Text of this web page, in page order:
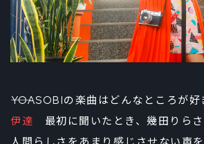
――YOASOBIの楽曲はどんなところが好
伊達 最初に聞いたとき、幾田りらさ